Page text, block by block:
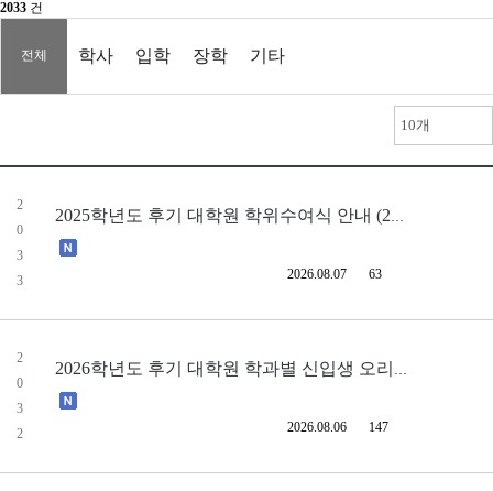
2033 건
전체 학사 입학 장학 기타
10개
2
0
3
3
2025학년도 후기 대학원 학위수여식 안내 (2026.8.21 오후 3시)
2026.08.07 63
2
0
3
2
2026학년도 후기 대학원 학과별 신입생 오리엔테이션 개최 일정 안내
2026.08.06 147